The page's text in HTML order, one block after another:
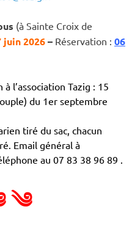
(à Sainte Croix de
juin 2026– Réservation : 06
l’association Tazig : 15
du 1er septembre
tiré du sac, chacun
Email général à
au 07 83 38 96 89 .
༄